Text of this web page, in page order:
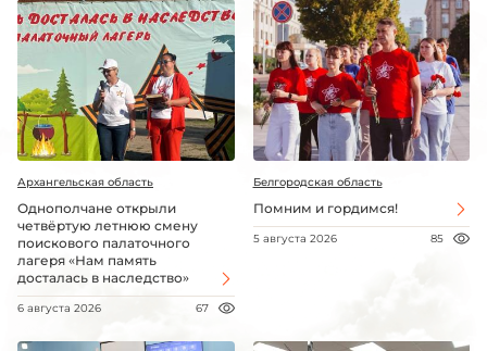
Архангельская область
Однополчане открыли
четвёртую летнюю смену
поискового палаточного
лагеря «Нам память
досталась в наследство»
6 августа 2026 67
Белгородская область
Помним и гордимся!
5 августа 2026 85